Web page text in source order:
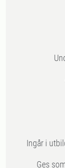
Ingår i
Ges